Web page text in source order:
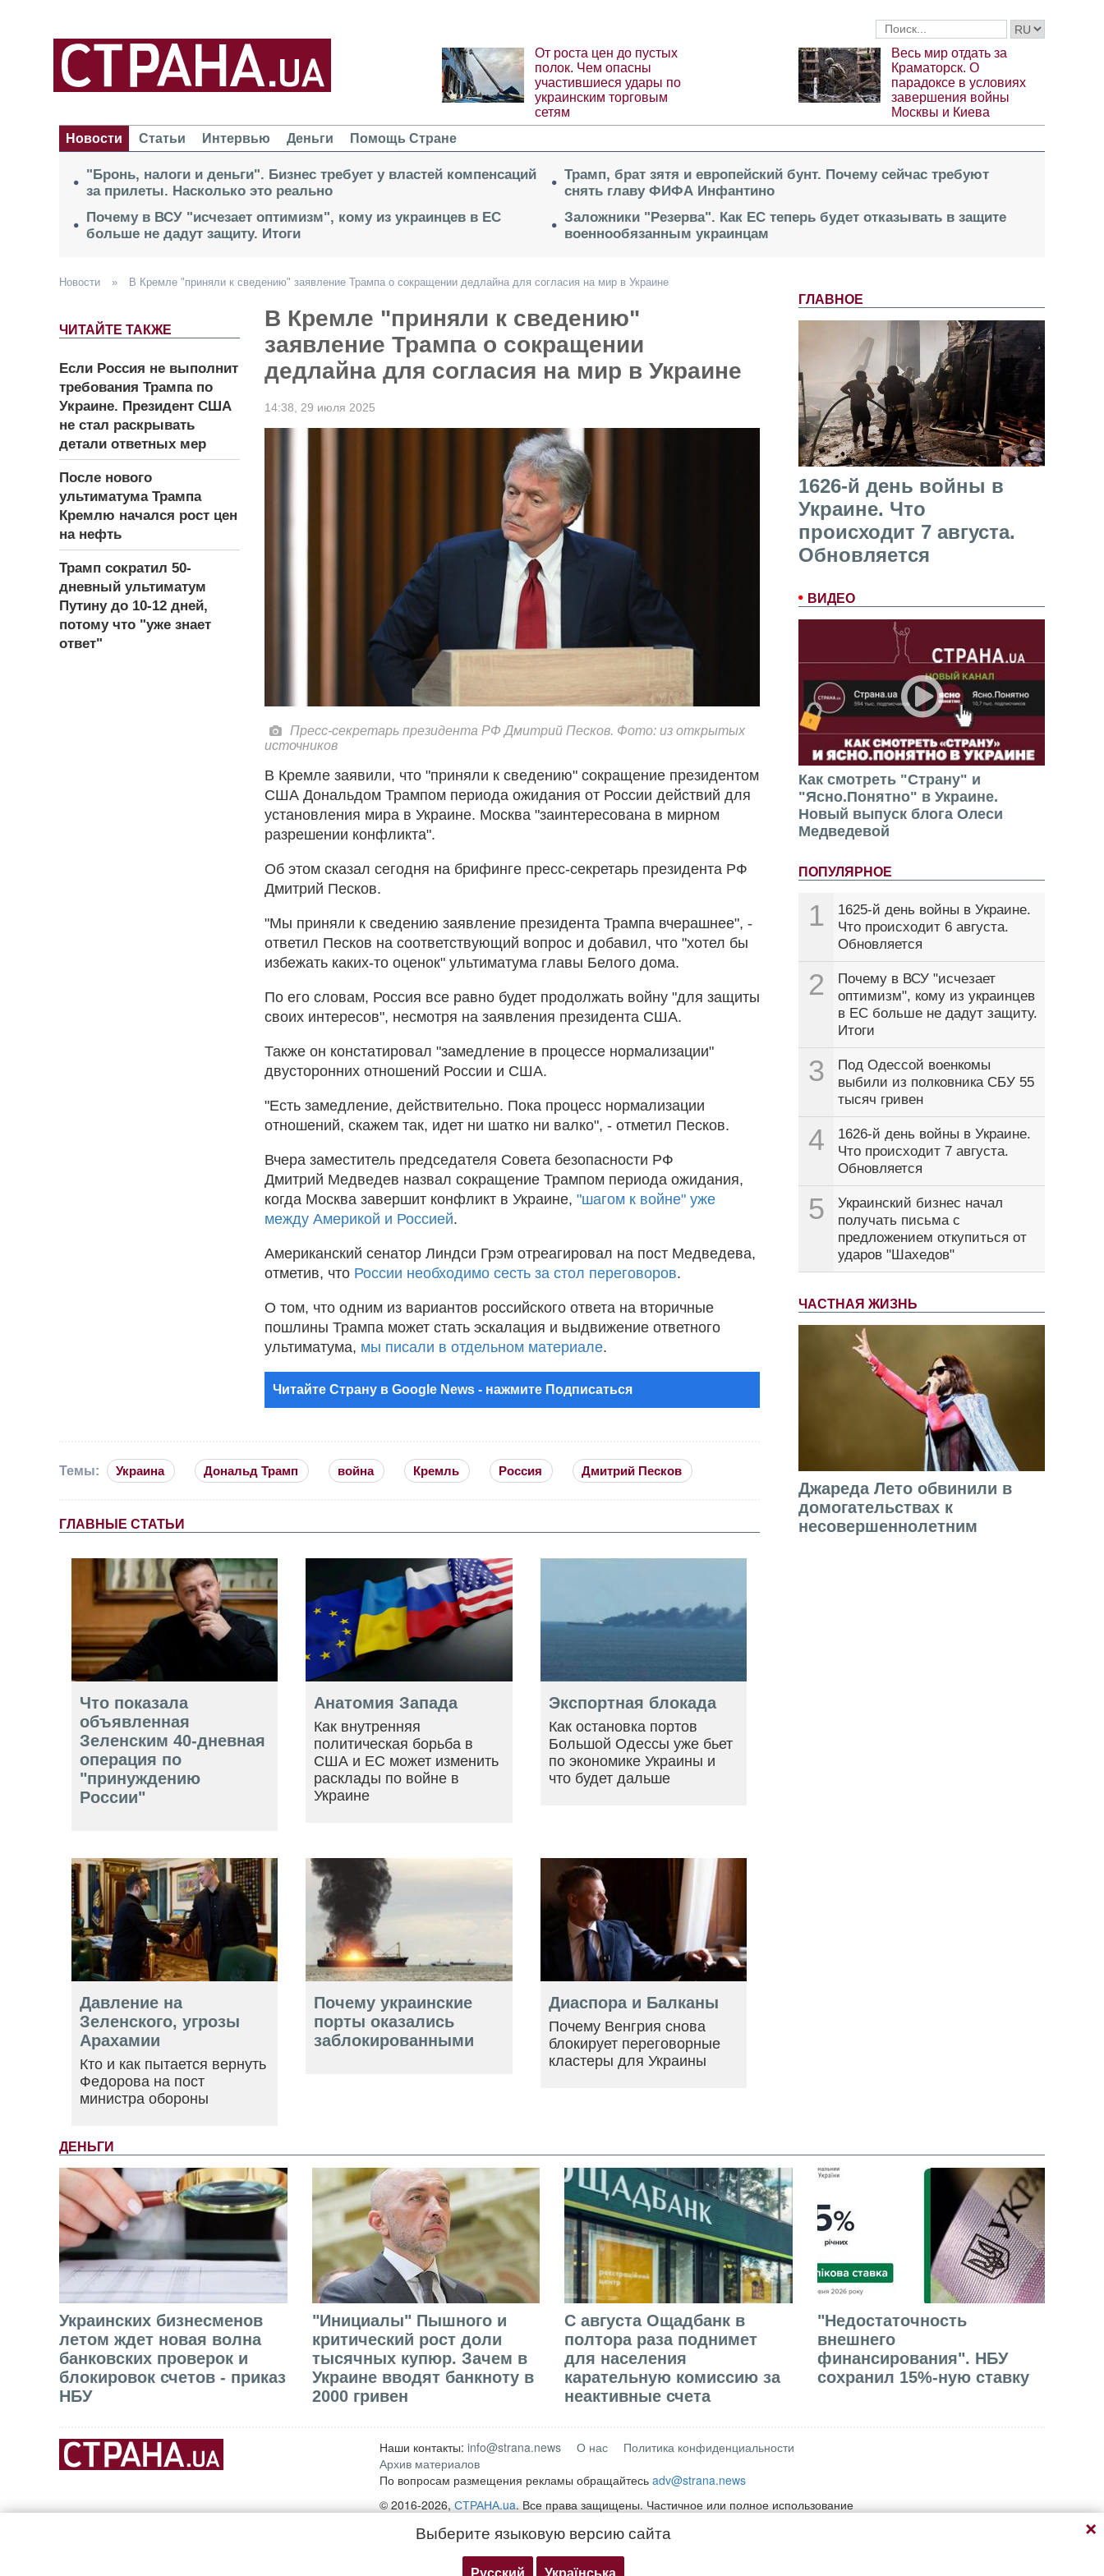
От роста цен до пустых
полок. Чем опасны
участившиеся удары по
украинским торговым
сетям
Весь мир отдать за
Краматорск. О
парадоксе в условиях
завершения войны
Москвы и Киева
Новости
Статьи Интервью Деньги Помощь Стране
"Бронь, налоги и деньги". Бизнес требует у властей компенсаций
за прилеты. Насколько это реально
Почему в ВСУ "исчезает оптимизм", кому из украинцев в ЕС
больше не дадут защиту. Итоги
Трамп, брат зятя и европейский бунт. Почему сейчас требуют
снять главу ФИФА Инфантино
Заложники "Резерва". Как ЕС теперь будет отказывать в защите
военнообязанным украинцам
ГЛАВНОЕ
1626-й день войны в
Украине. Что
происходит 7 августа.
Обновляется
ВИДЕО
Как смотреть "Страну" и
"Ясно.Понятно" в Украине.
Новый выпуск блога Олеси
Медведевой
ПОПУЛЯРНОЕ
1
1625-й день войны в Украине.
Что происходит 6 августа.
Обновляется
2
Почему в ВСУ "исчезает
оптимизм", кому из украинцев
в ЕС больше не дадут защиту.
Итоги
3
Под Одессой военкомы
выбили из полковника СБУ 55
тысяч гривен
4
1626-й день войны в Украине.
Что происходит 7 августа.
Обновляется
5
Украинский бизнес начал
получать письма с
предложением откупиться от
ударов "Шахедов"
ЧАСТНАЯ ЖИЗНЬ
Джареда Лето обвинили в
домогательствах к
несовершеннолетним
Новости » В Кремле "приняли к сведению" заявление Трампа о сокращении дедлайна для согласия на мир в Украине
ЧИТАЙТЕ ТАКЖЕ
Если Россия не выполнит
требования Трампа по
Украине. Президент США
не стал раскрывать
детали ответных мер
После нового
ультиматума Трампа
Кремлю начался рост цен
на нефть
Трамп сократил 50-
дневный ультиматум
Путину до 10-12 дней,
потому что "уже знает
ответ"
В Кремле "приняли к сведению"
заявление Трампа о сокращении
дедлайна для согласия на мир в Украине
14:38, 29 июля 2025
Пресс-секретарь президента РФ Дмитрий Песков. Фото: из открытых
источников
В Кремле заявили, что "приняли к сведению" сокращение президентом
США Дональдом Трампом периода ожидания от России действий для
установления мира в Украине. Москва "заинтересована в мирном
разрешении конфликта".
Об этом сказал сегодня на брифинге пресс-секретарь президента РФ
Дмитрий Песков.
"Мы приняли к сведению заявление президента Трампа вчерашнее", -
ответил Песков на соответствующий вопрос и добавил, что "хотел бы
избежать каких-то оценок" ультиматума главы Белого дома.
По его словам, Россия все равно будет продолжать войну "для защиты
своих интересов", несмотря на заявления президента США.
Также он констатировал "замедление в процессе нормализации"
двусторонних отношений России и США.
"Есть замедление, действительно. Пока процесс нормализации
отношений, скажем так, идет ни шатко ни валко", - отметил Песков.
Вчера заместитель председателя Совета безопасности РФ
Дмитрий Медведев назвал сокращение Трампом периода ожидания,
когда Москва завершит конфликт в Украине, "шагом к войне" уже
между Америкой и Россией.
Американский сенатор Линдси Грэм отреагировал на пост Медведева,
отметив, что России необходимо сесть за стол переговоров.
О том, что одним из вариантов российского ответа на вторичные
пошлины Трампа может стать эскалация и выдвижение ответного
ультиматума, мы писали в отдельном материале.
Читайте Страну в Google News - нажмите Подписаться
Темы: Украина Дональд Трамп война Кремль Россия Дмитрий Песков
ГЛАВНЫЕ СТАТЬИ
Что показала
объявленная
Зеленским 40-дневная
операция по
"принуждению
России"
Анатомия Запада
Как внутренняя
политическая борьба в
США и ЕС может изменить
расклады по войне в
Украине
Экспортная блокада
Как остановка портов
Большой Одессы уже бьет
по экономике Украины и
что будет дальше
Давление на
Зеленского, угрозы
Арахамии
Кто и как пытается вернуть
Федорова на пост
министра обороны
Почему украинские
порты оказались
заблокированными
Диаспора и Балканы
Почему Венгрия снова
блокирует переговорные
кластеры для Украины
ДЕНЬГИ
Украинских бизнесменов
летом ждет новая волна
банковских проверок и
блокировок счетов - приказ
НБУ
"Инициалы" Пышного и
критический рост доли
тысячных купюр. Зачем в
Украине вводят банкноту в
2000 гривен
С августа Ощадбанк в
полтора раза поднимет
для населения
карательную комиссию за
неактивные счета
"Недостаточность
внешнего
финансирования". НБУ
сохранил 15%-ную ставку
Наши контакты: info@strana.news О нас
Политика конфиденциальности
Архив материалов
По вопросам размещения рекламы обращайтесь adv@strana.news
© 2016-2026, СТРАНА.ua. Все права защищены. Частичное или полное использование
открытой для поисковых систем гиперссылки на непосредственный адрес материала на
Любое копирование, публикация, перепечатка или воспроизведение информации,
Выберите языковую версию сайта